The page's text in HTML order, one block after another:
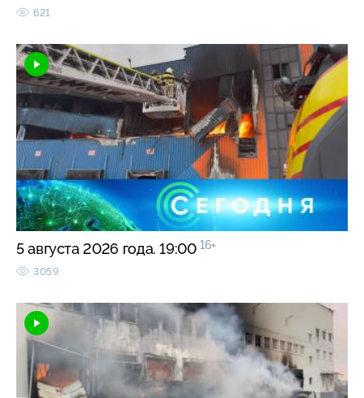
621
5 августа 2026 года. 19:00 16+
3059